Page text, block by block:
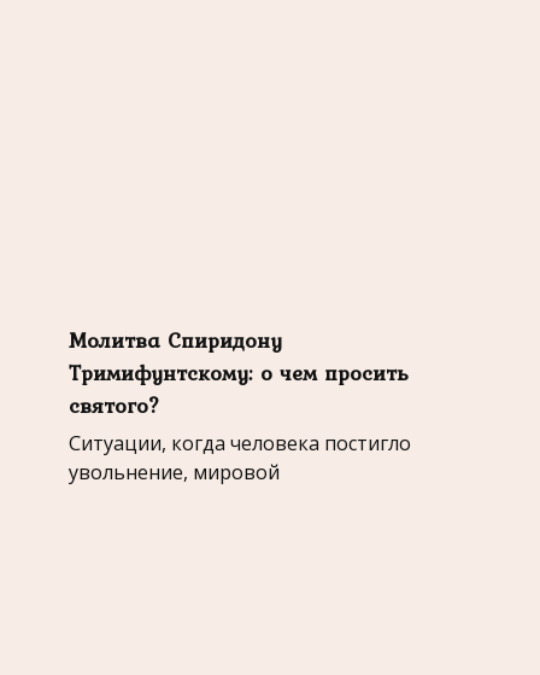
Молитва Спиридону
Тримифунтскому: о чем просить
святого?
Ситуации, когда человека постигло
увольнение, мировой